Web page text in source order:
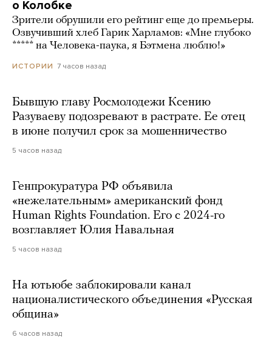
о Колобке
Зрители обрушили его рейтинг еще до премьеры.
Озвучивший хлеб Гарик Харламов: «Мне глубоко
***** на Человека-паука, я Бэтмена люблю!»
ИСТОРИИ 7 часов назад
Бывшую главу Росмолодежи Ксению
Разуваеву подозревают в растрате. Ее отец
в июне получил срок за мошенничество
5 часов назад
Генпрокуратура РФ объявила
«нежелательным» американский фонд
Human Rights Foundation. Его с 2024-го
возглавляет Юлия Навальная
5 часов назад
На ютьюбе заблокировали канал
националистического объединения «Русская
община»
6 часов назад